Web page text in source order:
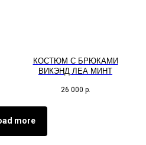
КОСТЮМ С БРЮКАМИ
ВИКЭНД ЛЕА МИНТ
26 000 р.
more